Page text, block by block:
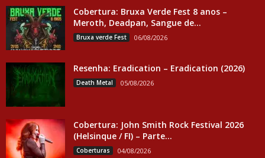
Cobertura: Bruxa Verde Fest 8 anos –
Meroth, Deadpan, Sangue de...
Bruxa verde Fest 06/08/2026
Resenha: Eradication – Eradication (2026)
Death Metal 05/08/2026
Cobertura: John Smith Rock Festival 2026
(Helsinque / FI) – Parte...
Coberturas 04/08/2026